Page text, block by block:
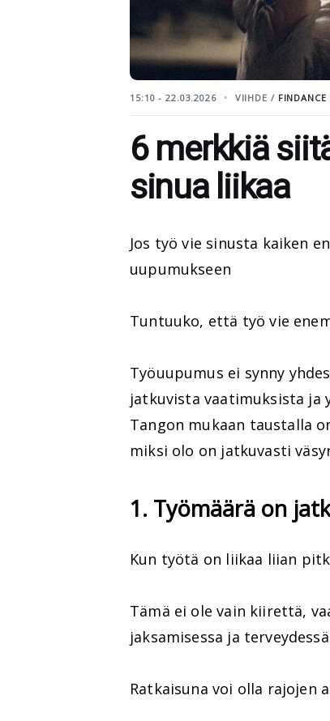
15:10 - 22.03.2026 VIIHDE / FINDANCE
6 merkkiä
sinua liikaa
Jos työ vie sinusta kaiken
uupumukseen
Tuntuuko, että työ vie
Työuupumus ei synny
jatkuvista vaatimuksista ja
Tangon mukaan taustalla
miksi olo on jatkuvasti
1. Työmäärä on
Kun työtä on liikaa liian
Tämä ei ole vain kiirettä,
jaksamisessa ja
Ratkaisuna voi olla rajojen